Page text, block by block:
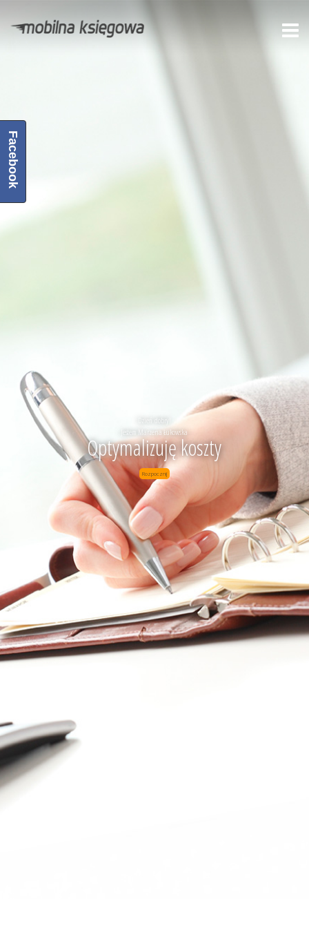
Dzień dobry!
Jestem Marzena Łukowska
Optymalizuję koszty
Rozpocznij
Facebook